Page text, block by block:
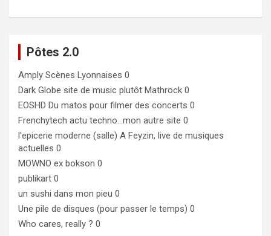
Pôtes 2.0
Amply Scènes Lyonnaises 0
Dark Globe site de music plutôt Mathrock 0
EOSHD Du matos pour filmer des concerts 0
Frenchytech actu techno…mon autre site 0
l'epicerie moderne (salle) A Feyzin, live de musiques
actuelles 0
MOWNO ex bokson 0
publikart 0
un sushi dans mon pieu 0
Une pile de disques (pour passer le temps) 0
Who cares, really ? 0